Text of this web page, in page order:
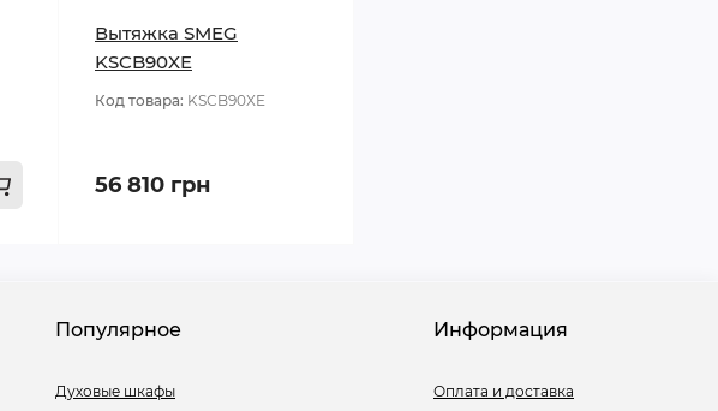
Вытяжка SMEG
KSCB90XE
Код товара: KSCB90XE
56 810 грн
Популярное
Духовые шкафы
Информация
Оплата и доставка